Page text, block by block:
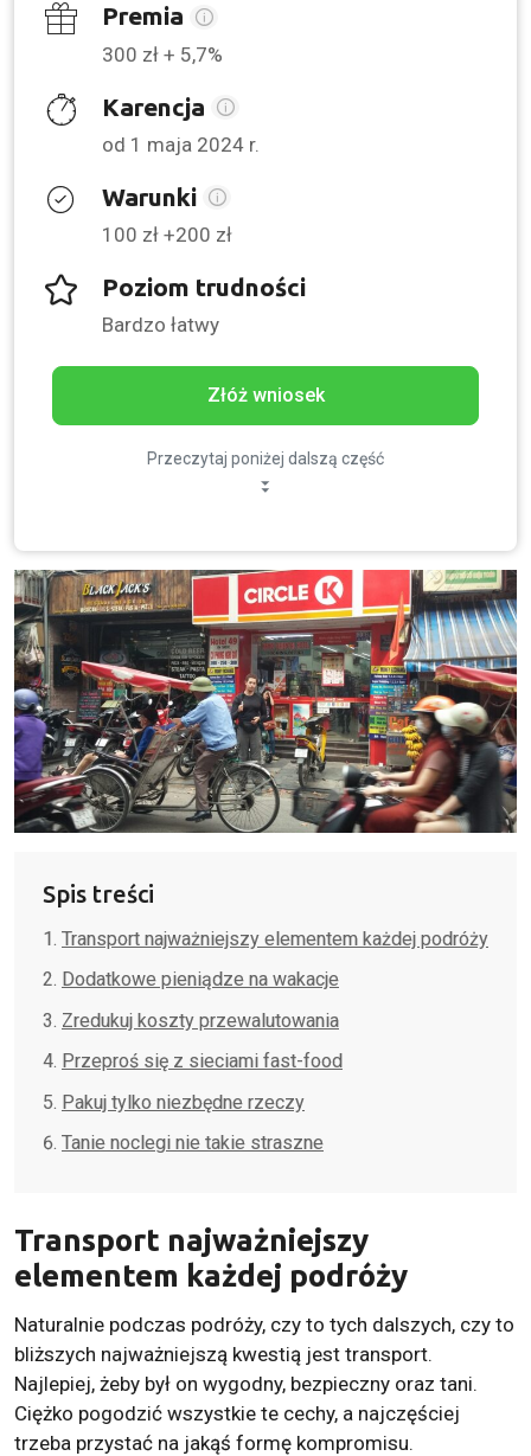
Premia
300 zł + 5,7%
Karencja
od 1 maja 2024 r.
Warunki
100 zł +200 zł
Poziom trudności
Bardzo łatwy
Złóż wniosek
Przeczytaj poniżej dalszą część
Spis treści
Transport najważniejszy elementem każdej podróży
Dodatkowe pieniądze na wakacje
Zredukuj koszty przewalutowania
Przeproś się z sieciami fast-food
Pakuj tylko niezbędne rzeczy
Tanie noclegi nie takie straszne
Transport najważniejszy
elementem każdej podróży
Naturalnie podczas podróży, czy to tych dalszych, czy to
bliższych najważniejszą kwestią jest transport.
Najlepiej, żeby był on wygodny, bezpieczny oraz tani.
Ciężko pogodzić wszystkie te cechy, a najczęściej
trzeba przystać na jakąś formę kompromisu.